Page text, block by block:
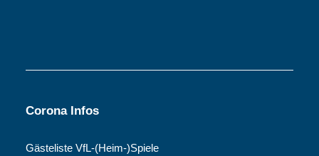
Corona Infos
Gästeliste VfL-(Heim-)Spiele